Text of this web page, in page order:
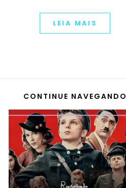
LEIA MAIS
CONTINUE NAVEGANDO